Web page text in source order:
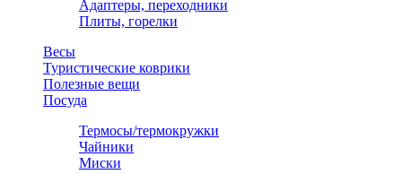
Адаптеры, переходники
Плиты, горелки
Весы
Туристические коврики
Полезные вещи
Посуда
Термосы/термокружки
Чайники
Миски